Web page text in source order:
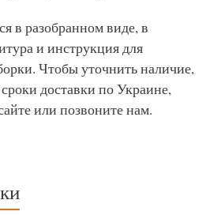
в разобранном виде, в
и инструкция для
Чтобы уточнить наличие,
доставки по Украине,
или позвоните нам.